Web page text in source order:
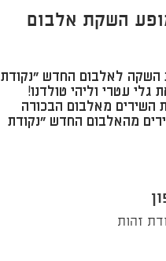
השקת אלבום
השקה לאלבום החדש “נקודת
עטרי וליהי טולדנו!
השירים מאלבום הבכורה
מהאלבום החדש “נקודת
זהות